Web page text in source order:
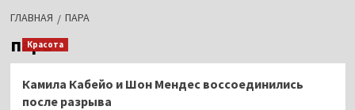
ГЛАВНАЯ ПАРА
пара
Красота
Камила Кабейо и Шон Мендес воссоединились
после разрыва